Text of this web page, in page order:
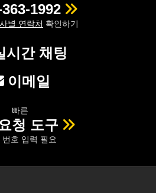
1992
별 연락처 확인하기
시간 채팅
이메일
빠른
청 도구
번호 입력 필요